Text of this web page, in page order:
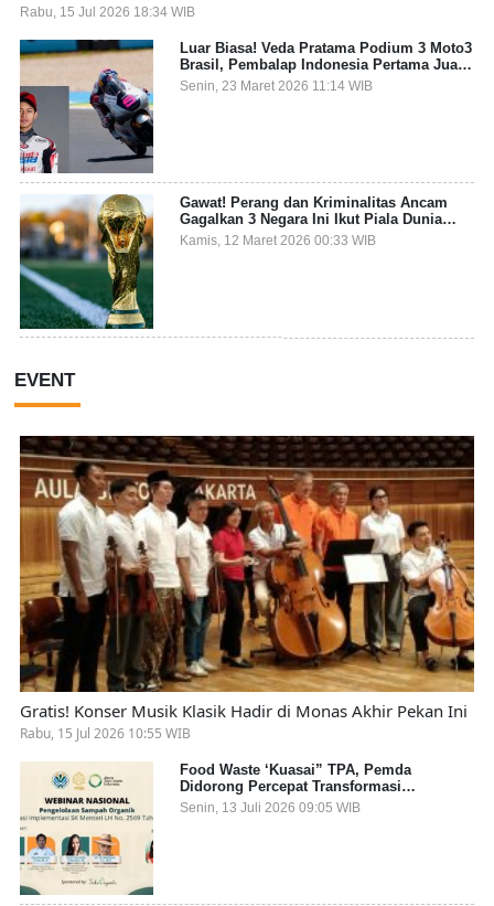
Rabu, 15 Jul 2026 18:34 WIB
Luar Biasa! Veda Pratama Podium 3 Moto3
Brasil, Pembalap Indonesia Pertama Juara
Grand Prix
Senin, 23 Maret 2026 11:14 WIB
Gawat! Perang dan Kriminalitas Ancam
Gagalkan 3 Negara Ini Ikut Piala Dunia
2026
Kamis, 12 Maret 2026 00:33 WIB
EVENT
Gratis! Konser Musik Klasik Hadir di Monas Akhir Pekan Ini
Rabu, 15 Jul 2026 10:55 WIB
Food Waste ‘Kuasai” TPA, Pemda
Didorong Percepat Transformasi
Pengelolaan Sampah Organik dari Sumber
Senin, 13 Juli 2026 09:05 WIB